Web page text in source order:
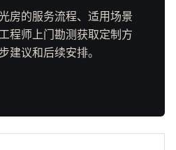
房的服务流程、适用场景
程师上门勘测获取定制方
建议和后续安排。